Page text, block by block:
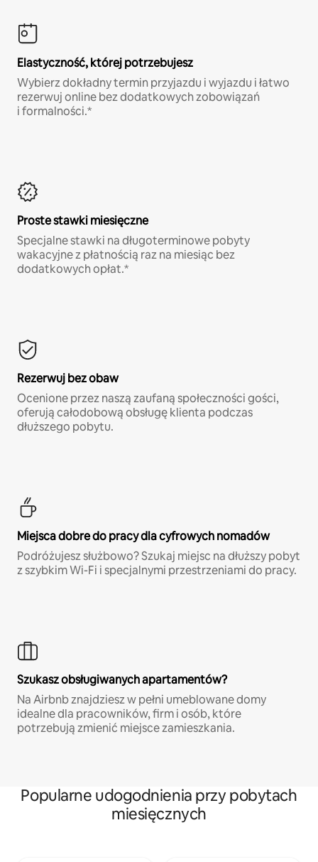
Elastyczność, której potrzebujesz
Wybierz dokładny termin przyjazdu i wyjazdu i łatwo
rezerwuj online bez dodatkowych zobowiązań
i formalności.*
Proste stawki miesięczne
Specjalne stawki na długoterminowe pobyty
wakacyjne z płatnością raz na miesiąc bez
dodatkowych opłat.*
Rezerwuj bez obaw
Ocenione przez naszą zaufaną społeczności gości,
oferują całodobową obsługę klienta podczas
dłuższego pobytu.
Miejsca dobre do pracy dla cyfrowych nomadów
Podróżujesz służbowo? Szukaj miejsc na dłuższy pobyt
z szybkim Wi-Fi i specjalnymi przestrzeniami do pracy.
Szukasz obsługiwanych apartamentów?
Na Airbnb znajdziesz w pełni umeblowane domy
idealne dla pracowników, firm i osób, które
potrzebują zmienić miejsce zamieszkania.
Popularne udogodnienia przy pobytach
miesięcznych